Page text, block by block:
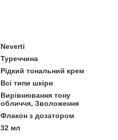
Neverti
Туреччина
Рідкий тональний крем
Всі типи шкіри
Вирівнювання тону
обличчя, Зволоження
Флакон з дозатором
32 мл